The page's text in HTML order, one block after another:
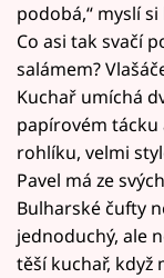
podobá,“ myslí
Co asi tak svačí
salámem?
Kuchař umíchá
papírovém tácku
rohlíku, velmi
Pavel má ze
Bulharské čufty
jednoduchý, ale
těší kuchař, když